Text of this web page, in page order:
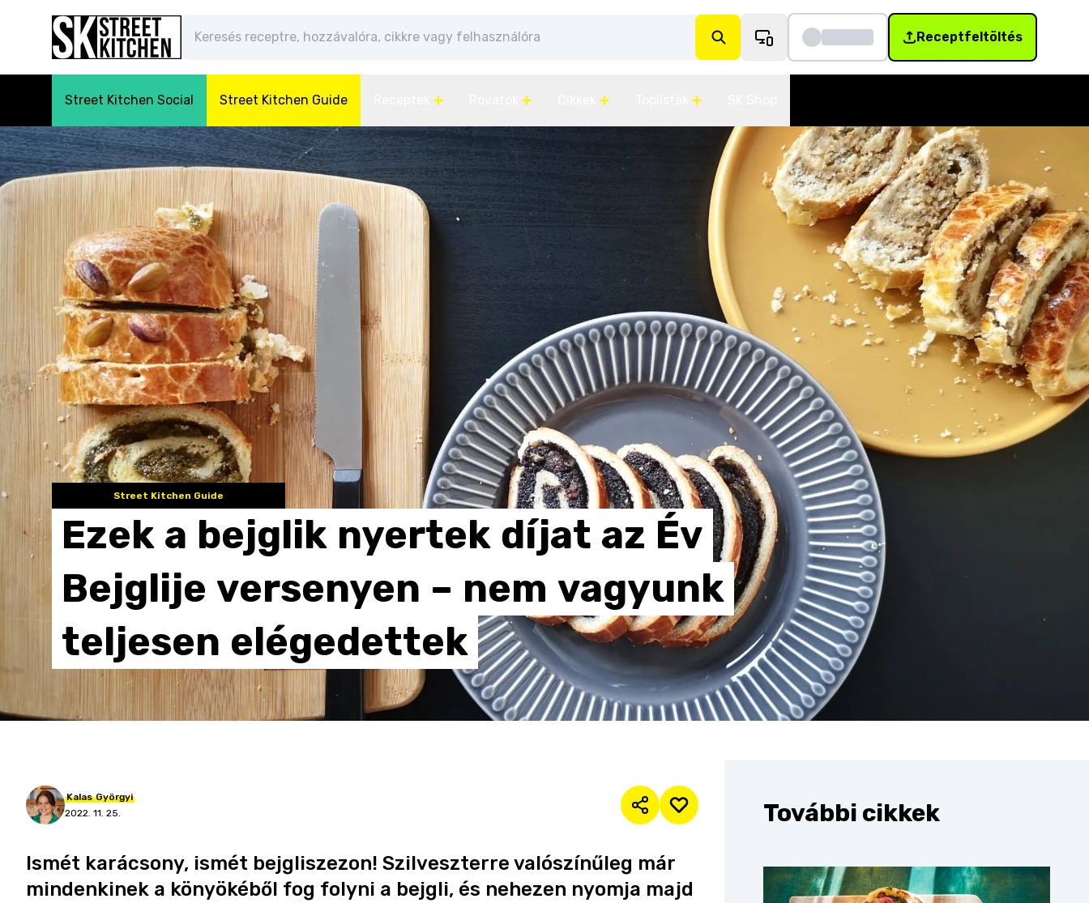
Receptfeltöltés
Street Kitchen Social Street Kitchen Guide
Street Kitchen Guide
Ezek a bejglik nyertek díjat az Év
Bejglije versenyen – nem vagyunk
teljesen elégedettek
Kalas Györgyi
2022. 11. 25.
Ismét karácsony, ismét bejgliszezon! Szilveszterre valószínűleg már
mindenkinek a könyökéből fog folyni a bejgli, és nehezen nyomja majd
További cikkek